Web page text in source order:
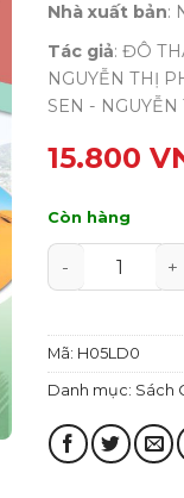
Nhà xuất bản:
Tác giả: ĐÔ
NGUYỄN THỊ
SEN -
15.800
Còn hàng
Lịch sử và
Mã: H05LD0
Danh mục: Sách